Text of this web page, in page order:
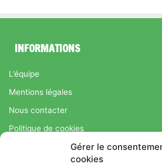
Gérer le
cookies
INFORMATIONS
L’équipe
Mentions légales
Nous contacter
Politique de cookies
Régime Savoir Maigrir.fr : La méthode
une perte de poids durable